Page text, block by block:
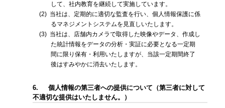
して、社内教育を継続して実施しています。
(2) 当社は、定期的に適切な監査を行い、個人情報保護に係
るマネジメントシステムを見直しいたします。
(3) 当社は、店舗内カメラで取得した映像やデータ、作成し
た統計情報をデータの分析・実証に必要となる一定期
間に限り保有・利用いたしますが、当該一定期間終了
後はすみやかに消去いたします。
6.
個人情報の第三者への提供について（第三者に対して
不適切な提供はいたしません。）